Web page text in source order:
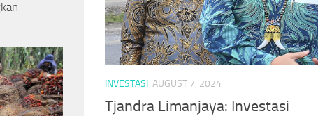
INVESTASI AUGUST 7, 2024
Tjandra Limanjaya: Investasi